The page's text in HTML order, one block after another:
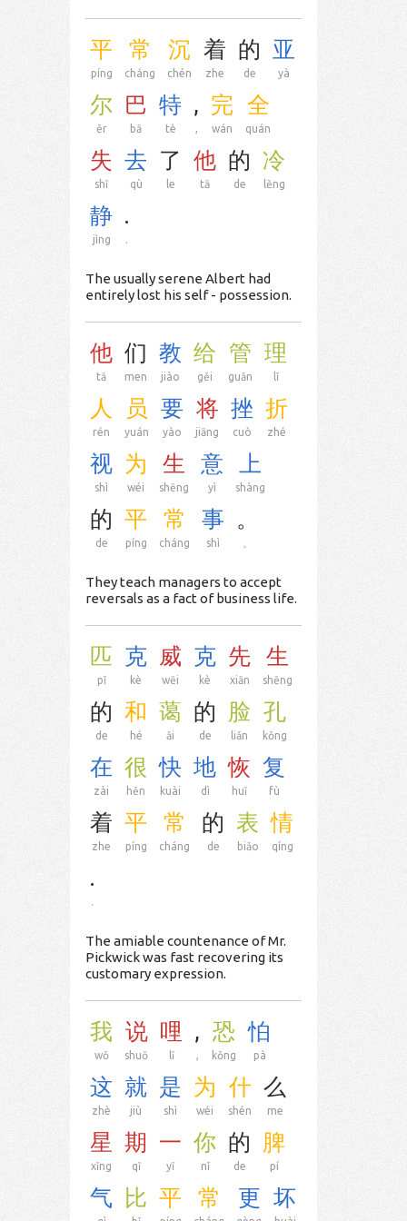
平
píng
常
cháng
沉
chén
着
zhe
的
de
亚
yà
尔
ěr
巴
bā
特
tè
,
,
完
wán
全
quán
失
shī
去
qù
了
le
他
tā
的
de
冷
lěng
静
jìng
.
.
The usually serene Albert had
entirely lost his self - possession.
他
tā
们
men
教
jiào
给
gěi
管
guǎn
理
lǐ
人
rén
员
yuán
要
yào
将
jiāng
挫
cuò
折
zhé
视
shì
为
wéi
生
shēng
意
yì
上
shàng
的
de
平
píng
常
cháng
事
shì
。
They teach managers to accept
reversals as a fact of business life.
匹
pǐ
克
kè
威
wēi
克
kè
先
xiān
生
shēng
的
de
和
hé
蔼
ǎi
的
de
脸
liǎn
孔
kǒng
在
zài
很
hěn
快
kuài
地
dì
恢
huī
复
fù
着
zhe
平
píng
常
cháng
的
de
表
biǎo
情
qíng
.
.
The amiable countenance of Mr.
Pickwick was fast recovering its
customary expression.
我
wǒ
说
shuō
哩
lī
,
,
恐
kǒng
怕
pà
这
zhè
就
jiù
是
shì
为
wéi
什
shén
么
me
星
xīng
期
qī
一
yī
你
nǐ
的
de
脾
pí
气 比 平 常 更 坏